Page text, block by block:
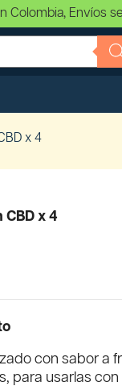
Colombia, Envíos
x 4
CBD x 4
con sabor a
para usarlas con